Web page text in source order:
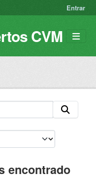
Entrar
CVM
encontrado